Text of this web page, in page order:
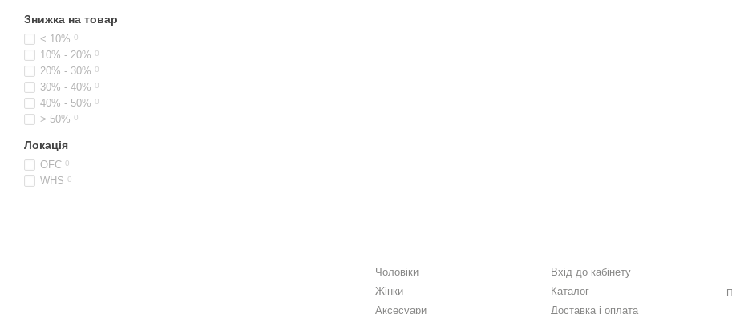
Знижка на товар
< 10% 0
10% - 20% 0
20% - 30% 0
30% - 40% 0
40% - 50% 0
> 50% 0
Локація
OFC 0
WHS 0
Чоловіки
Жінки
Аксесуари
Вхід до кабінету
Каталог
Доставка і оплата